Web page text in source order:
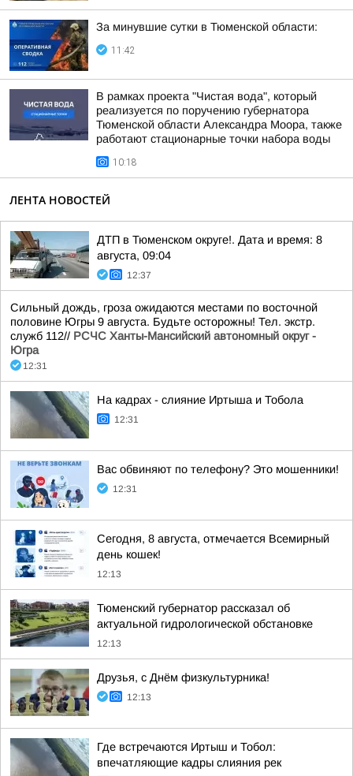
За минувшие сутки в Тюменской области:
11:42
В рамках проекта "Чистая вода", который
реализуется по поручению губернатора
Тюменской области Александра Моора, также
работают стационарные точки набора воды
10:18
ЛЕНТА НОВОСТЕЙ
ДТП в Тюменском округе!. Дата и время: 8
августа, 09:04
12:37
Сильный дождь, гроза ожидаются местами по восточной
половине Югры 9 августа. Будьте осторожны! Тел. экстр.
служб 112// РСЧС Ханты-Мансийский автономный округ -
Югра
12:31
На кадрах - слияние Иртыша и Тобола
12:31
Вас обвиняют по телефону? Это мошенники!
12:31
Сегодня, 8 августа, отмечается Всемирный
день кошек!
12:13
Тюменский губернатор рассказал об
актуальной гидрологической обстановке
12:13
Друзья, с Днём физкультурника!
12:13
Где встречаются Иртыш и Тобол:
впечатляющие кадры слияния рек